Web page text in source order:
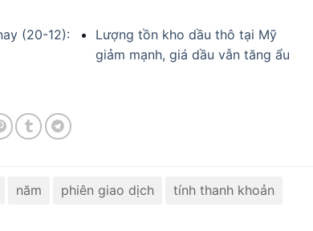
(20-12):
Lượng tồn kho dầu thô tại Mỹ
giảm mạnh, giá dầu vẫn tăng ẩu
năm phiên giao dịch
tính thanh khoản